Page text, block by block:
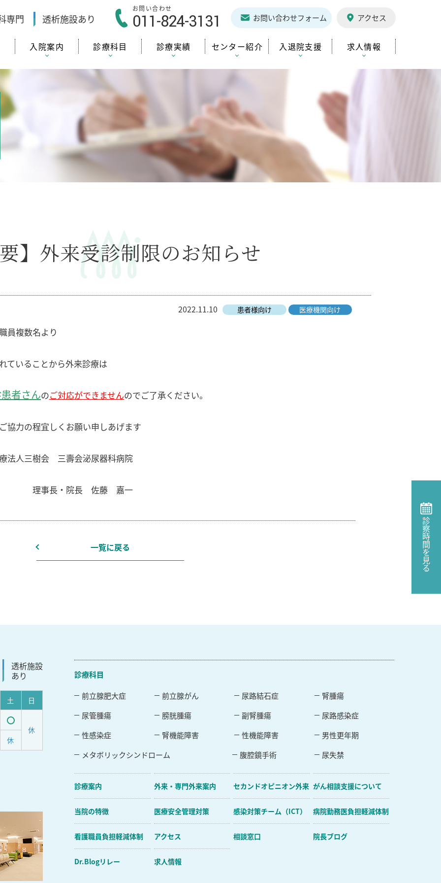
専門 透析施設あり
お問い合わせ
011-824-3131 お問い合わせフォーム アクセス
入院案内 診療科目 診療実績 センター紹介 入退院支援 求人情報
診察時間を見る
要】外来受診制限のお知らせ
2022.11.10 患者様向け 医療機関向け
員複数名より
ていることから外来診療は
者さんのご対応ができませんのでご了承ください。
協力の程宜しくお願い申しあげます
壽会泌尿器科病院
佐藤 嘉一
一覧に戻る
透析施設
あり
土
日
受
付
休
休
診療科目
前立腺肥大症 前立腺がん 尿路結石症
腎腫瘍
尿管腫瘍
膀胱腫瘍 副腎腫瘍
尿路感染症
性感染症
腎機能障害 性機能障害
男性更年期
メタボリックシンドローム
腹腔鏡手術 尿失禁
診療案内 外来・専門外来案内 セカンドオピニオン外来 がん相談支援について
当院の特徴 医療安全管理対策 感染対策チーム（ICT） 病院勤務医負担軽減体制
看護職員負担軽減体制 アクセス 相談窓口 院長ブログ
Dr.Blogリレー 求人情報